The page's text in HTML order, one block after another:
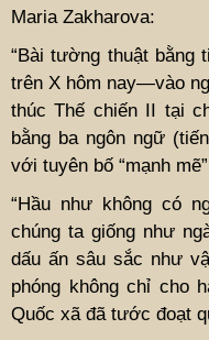
Maria Zakharova:
“Bài tường thuật bằng
trên X hôm nay—vào
thúc Thế chiến II tại
bằng ba ngôn ngữ
với tuyên bố “mạnh
“Hầu như không có
chúng ta giống như
dấu ấn sâu sắc như
phóng không chỉ cho
Quốc xã đã tước đoạt